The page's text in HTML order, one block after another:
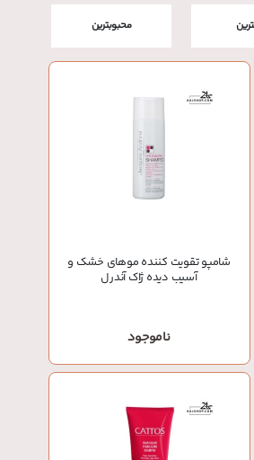
محبوبترین
شامپو تقویت کننده موهای خشک و
آسیب دیده ژاک آندرل
ناموجود